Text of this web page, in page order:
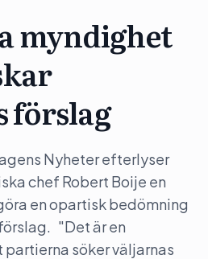
myndighet
förslag
Nyheter efterlyser
chef Robert Boije en
en opartisk bedömning
"Det är en
söker väljarnas